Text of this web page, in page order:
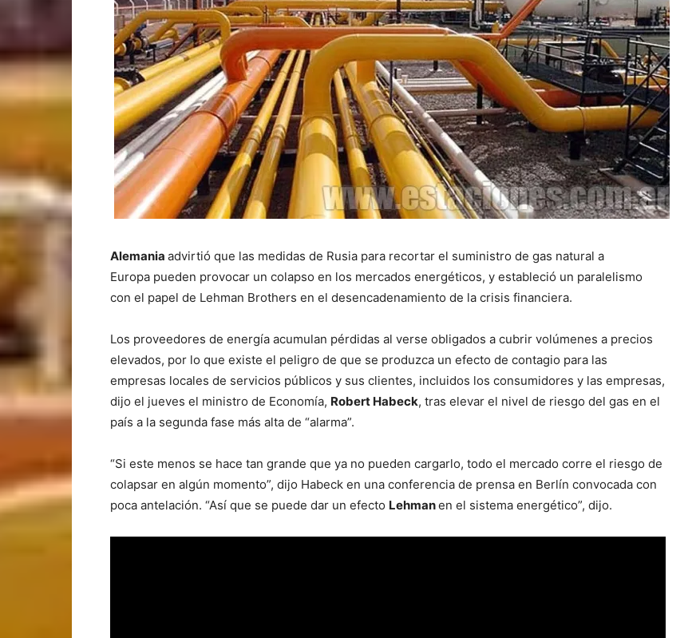
Alemania advirtió que las medidas de Rusia para recortar el suministro de gas natural a
Europa pueden provocar un colapso en los mercados energéticos, y estableció un paralelismo
con el papel de Lehman Brothers en el desencadenamiento de la crisis financiera.
Los proveedores de energía acumulan pérdidas al verse obligados a cubrir volúmenes a precios
elevados, por lo que existe el peligro de que se produzca un efecto de contagio para las
empresas locales de servicios públicos y sus clientes, incluidos los consumidores y las empresas,
dijo el jueves el ministro de Economía, Robert Habeck, tras elevar el nivel de riesgo del gas en el
país a la segunda fase más alta de “alarma”.
“Si este menos se hace tan grande que ya no pueden cargarlo, todo el mercado corre el riesgo de
colapsar en algún momento”, dijo Habeck en una conferencia de prensa en Berlín convocada con
poca antelación. “Así que se puede dar un efecto Lehmanen el sistema energético”, dijo.